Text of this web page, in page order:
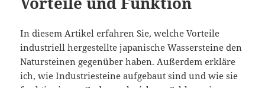
In diesem Artikel erfahren Sie, welche Vorteile
industriell hergestellte japanische Wassersteine den
Natursteinen gegenüber haben. Außerdem erkläre
ich, wie Industriesteine aufgebaut sind und wie sie